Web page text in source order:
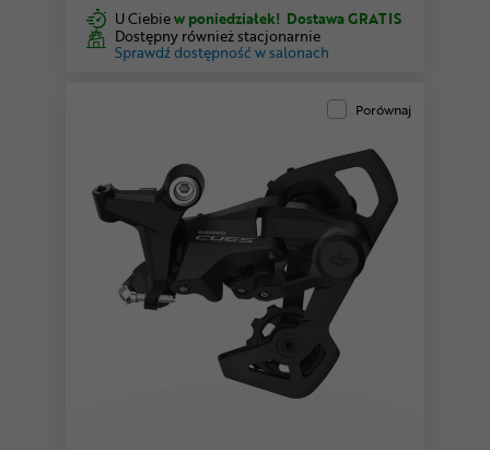
U Ciebiew poniedziałek! Dostawa GRATIS
Dostępny również stacjonarnie
Sprawdź dostępność w salonach
Porównaj